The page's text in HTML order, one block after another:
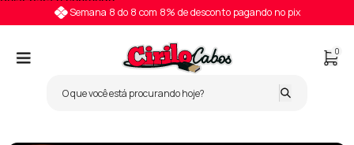
Semana 8 do 8 com 8% de desconto pagando no pix
0